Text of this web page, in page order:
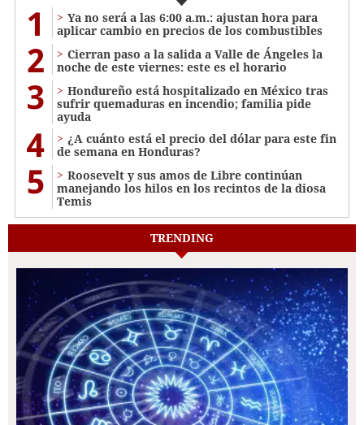
1
Ya no será a las 6:00 a.m.: ajustan hora para
aplicar cambio en precios de los combustibles
2
Cierran paso a la salida a Valle de Ángeles la
noche de este viernes: este es el horario
3
Hondureño está hospitalizado en México tras
sufrir quemaduras en incendio; familia pide
ayuda
4
¿A cuánto está el precio del dólar para este fin
de semana en Honduras?
5
Roosevelt y sus amos de Libre continúan
manejando los hilos en los recintos de la diosa
Temis
TRENDING